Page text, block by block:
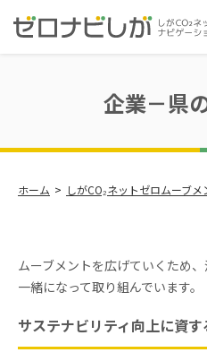
企業－県
ホーム しがCO₂ネットゼロムーブメ
ムーブメントを広げていくため
一緒になって取り組んでいます。
サステナビリティ向上に資